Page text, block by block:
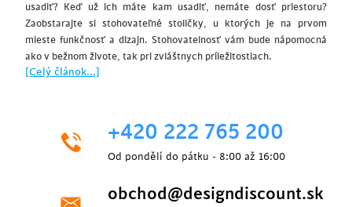
usadiť? Keď už ich máte kam usadiť, nemáte dosť priestoru?
Zaobstarajte si stohovateľné stoličky, u ktorých je na prvom
mieste funkčnosť a dizajn. Stohovatelnosť vám bude nápomocná
ako v bežnom živote, tak pri zvláštnych príležitostiach.
[Celý článok...]
+420 222 765 200
Od pondělí do pátku - 8:00 až 16:00
obchod@designdiscount.sk